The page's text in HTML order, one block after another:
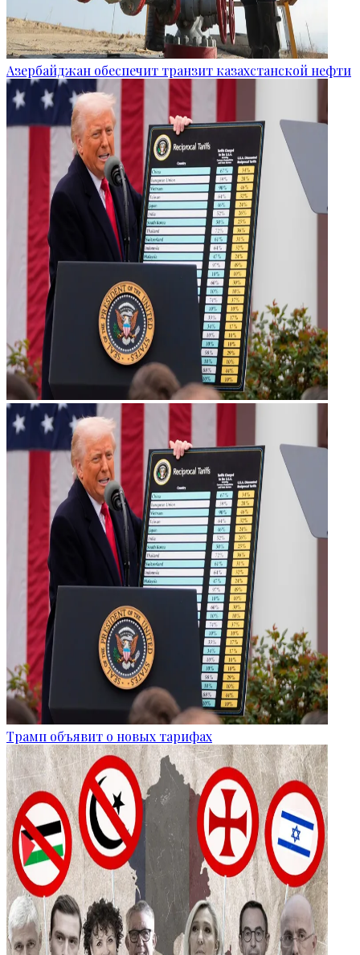
Азербайджан обеспечит транзит казахстанской нефти
Трамп объявит о новых тарифах